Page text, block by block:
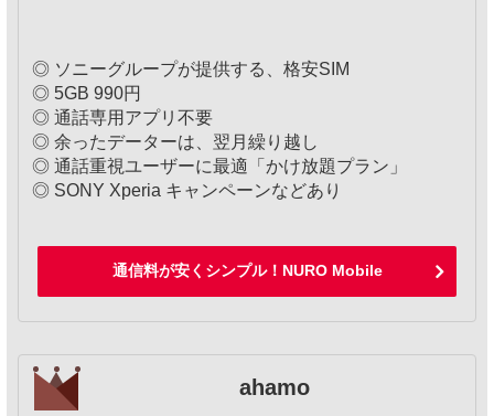
◎ ソニーグループが提供する、格安SIM
◎ 5GB 990円
◎ 通話専用アプリ不要
◎ 余ったデーターは、翌月繰り越し
◎ 通話重視ユーザーに最適「かけ放題プラン」
◎ SONY Xperia キャンペーンなどあり
通信料が安くシンプル！NURO Mobile
ahamo